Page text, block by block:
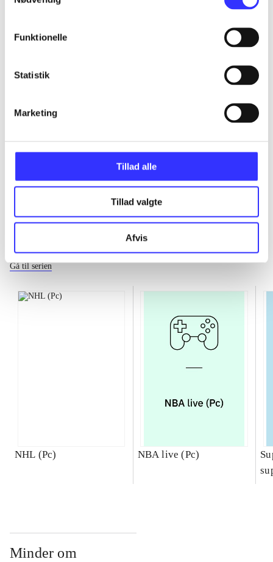
Funktionelle
Statistik
Marketing
Tillad alle
Tillad valgte
Afvis
...
...
...
Gå til serien
NHL (Pc) NBA live (Pc)
Minder om